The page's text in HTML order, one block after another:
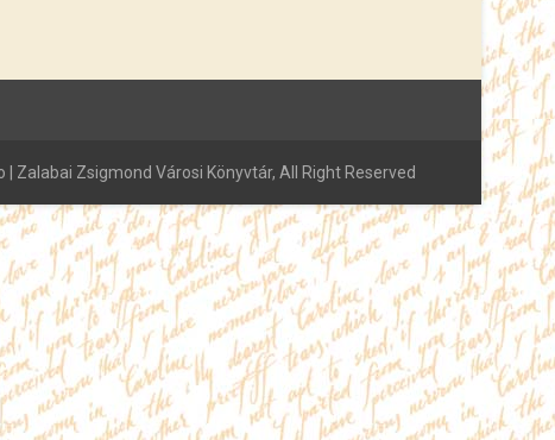
Zalabai Zsigmond Városi Könyvtár, All Right Reserved